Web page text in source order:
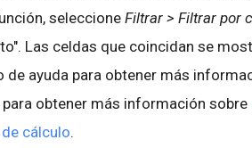
seleccioneFiltrar > Filtrar por
Las celdas que coincidan se
de ayuda para obtener más
para obtener más información sobre
cálculo.